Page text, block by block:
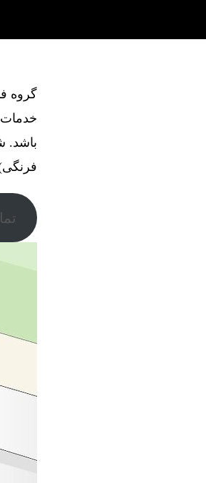
خدمات
باشد.